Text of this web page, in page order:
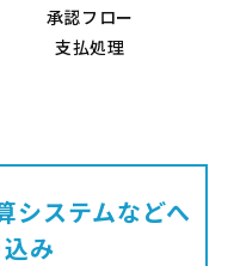
承認フロー
支払処理
システムなどへ
み